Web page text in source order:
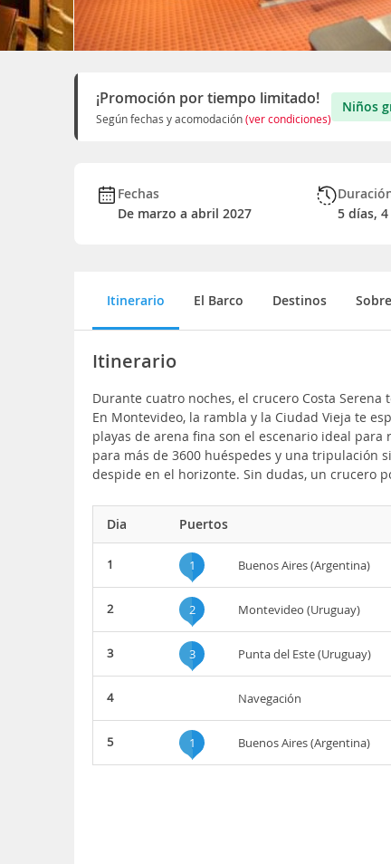
¡Promoción por tiempo limitado!
Según fechas y acomodación(ver condiciones)
Niños
Fechas
De marzo a abril 2027
5 días,
Itinerario El Barco Destinos
Itinerario
Durante cuatro noches, el crucero Costa
En Montevideo, la rambla y la Ciudad Vieja te
playas de arena fina son el escenario ideal para
para más de 3600 huéspedes y una tripulación
despide en el horizonte. Sin dudas, un crucero
Dia Puertos
1 1 Buenos Aires (Argentina)
2 2 Montevideo (Uruguay)
3 3 Punta del Este (Uruguay)
4 Navegación
5 1 Buenos Aires (Argentina)